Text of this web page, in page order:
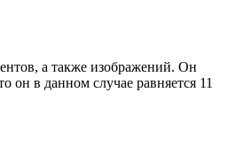
а также изображений. Он
он в данном случае равняется 11